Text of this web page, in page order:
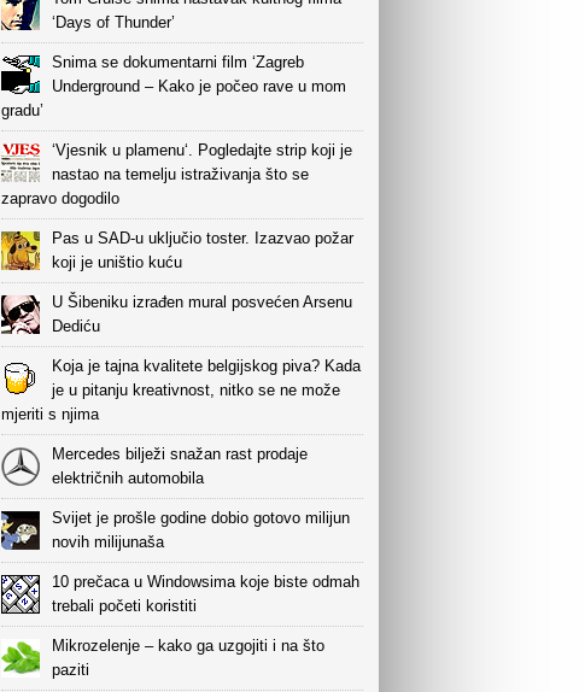
‘Days of Thunder’
Snima se dokumentarni film ‘Zagreb
Underground – Kako je počeo rave u mom
gradu’
‘Vjesnik u plamenu‘. Pogledajte strip koji je
nastao na temelju istraživanja što se
zapravo dogodilo
Pas u SAD-u uključio toster. Izazvao požar
koji je uništio kuću
U Šibeniku izrađen mural posvećen Arsenu
Dediću
Koja je tajna kvalitete belgijskog piva? Kada
je u pitanju kreativnost, nitko se ne može
mjeriti s njima
Mercedes bilježi snažan rast prodaje
električnih automobila
Svijet je prošle godine dobio gotovo milijun
novih milijunaša
10 prečaca u Windowsima koje biste odmah
trebali početi koristiti
Mikrozelenje – kako ga uzgojiti i na što
paziti